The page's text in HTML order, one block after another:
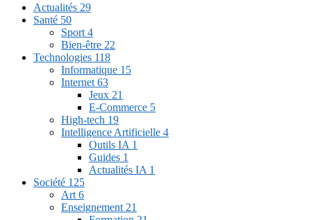
Actualités 29
Santé 50
Sport 4
Bien-être 22
Technologies 118
Informatique 15
Internet 63
Jeux 21
E-Commerce 5
High-tech 19
Intelligence Artificielle 4
Outils IA 1
Guides 1
Actualités IA 1
Société 125
Art 6
Enseignement 21